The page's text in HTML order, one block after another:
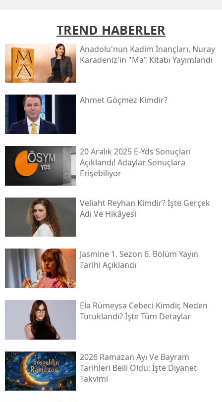
TREND HABERLER
Anadolu'nun Kadim İnançları, Nuray
Karadeniz'in "ma" Kitabı Yayımlandı
Ahmet Göçmez Kimdir?
20 Aralık 2025 E-Yds Sonuçları
Açıklandı! Adaylar Sonuçlara
Erişebiliyor
Veliaht Reyhan Kimdir? İşte Gerçek
Adı Ve Hikâyesi
Jasmine 1. Sezon 6. Bölüm Yayın
Tarihi Açıklandı
Ela Rümeysa Cebeci Kimdir, Neden
Tutuklandı? İşte Tüm Detaylar
2026 Ramazan Ayı Ve Bayram
Tarihleri Belli Oldu: İşte Diyanet
Takvimi